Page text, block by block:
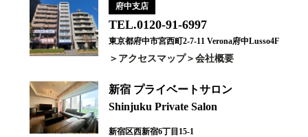
府中支店
TEL.0120-91-6997
東京都府中市宮西町2-7-11 Verona府中Lusso4F
アクセスマップ 会社概要
新宿 プライベートサロン
Shinjuku Private Salon
新宿区西新宿6丁目15-1